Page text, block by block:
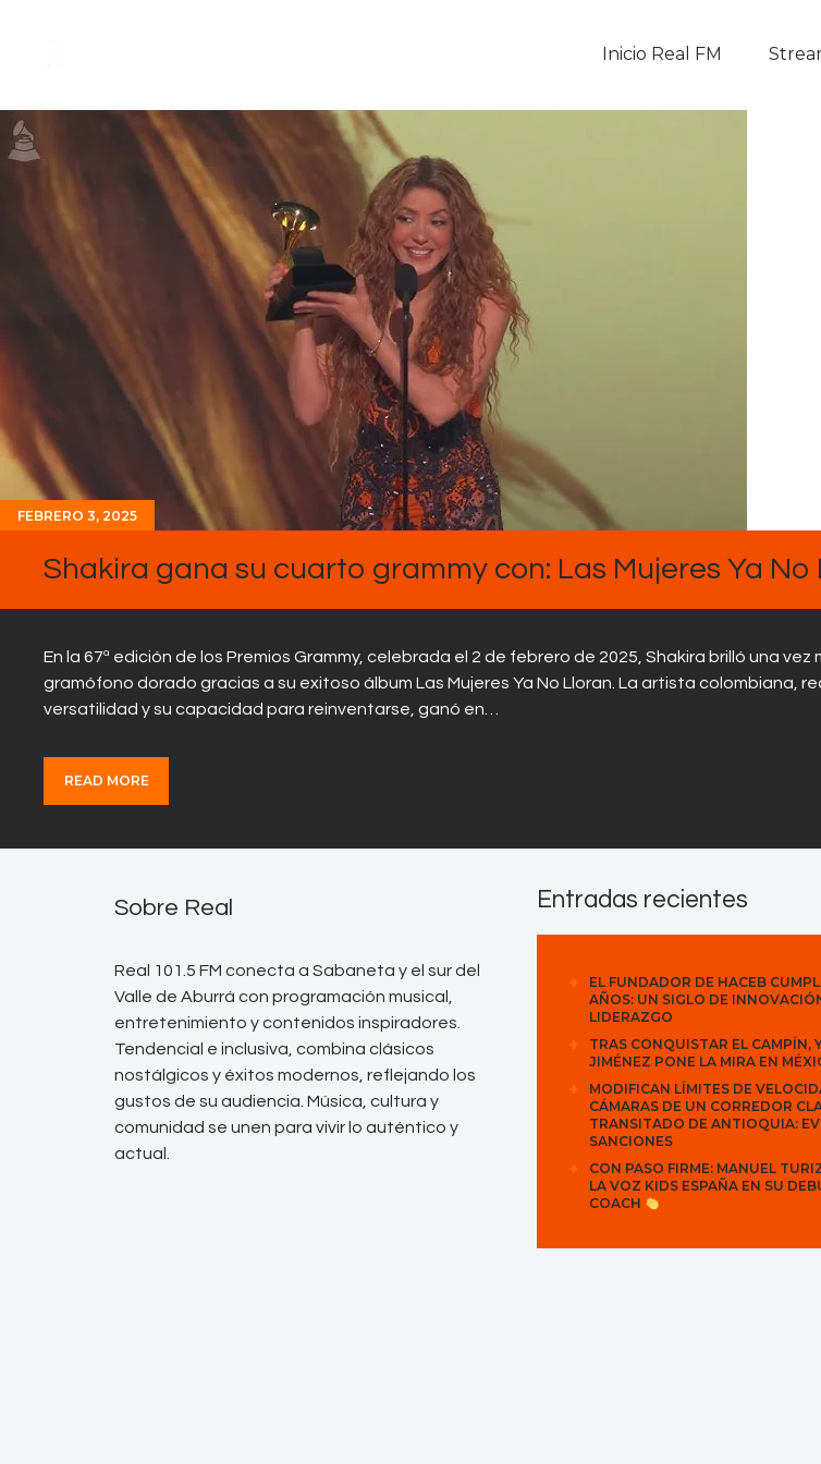
Inicio Real FM
Descarga La APP
Programas
Noticias
Equipo
Sobre Nosotros
Contactos
FEBRERO 3, 2025
Shakira gana su cuarto grammy con: Las Mujeres Ya No
En la 67ª edición de los Premios Grammy, celebrada el 2 de febrero de 2025, Shakira brilló una vez
gramófono dorado gracias a su exitoso álbum Las Mujeres Ya No Lloran. La artista colombiana,
versatilidad y su capacidad para reinventarse, ganó en…
READ MORE
Sobre Real
Real 101.5 FM conecta a Sabaneta y el sur del
Valle de Aburrá con programación musical,
entretenimiento y contenidos inspiradores.
Tendencial e inclusiva, combina clásicos
nostálgicos y éxitos modernos, reflejando los
gustos de su audiencia. Música, cultura y
comunidad se unen para vivir lo auténtico y
actual.
Entradas recientes
EL FUNDADOR DE HACEB
AÑOS: UN SIGLO DE
LIDERAZGO
TRAS CONQUISTAR EL CAMPÍN,
JIMÉNEZ PONE LA MIRA EN
MODIFICAN LÍMITES DE
CÁMARAS DE UN CORREDOR
TRANSITADO DE ANTIOQUIA:
SANCIONES
CON PASO FIRME: MANUEL
LA VOZ KIDS ESPAÑA EN SU
COACH